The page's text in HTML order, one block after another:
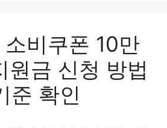
비쿠폰 10만
원금 신청 방법
준 확인